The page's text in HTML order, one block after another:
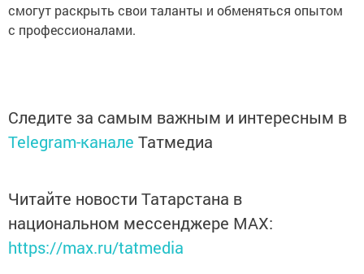
смогут раскрыть свои таланты и обменяться опытом
с профессионалами.
Следите за самым важным и интересным в
Telegram-канале Татмедиа
Читайте новости Татарстана в
национальном мессенджере MАХ:
https://max.ru/tatmedia